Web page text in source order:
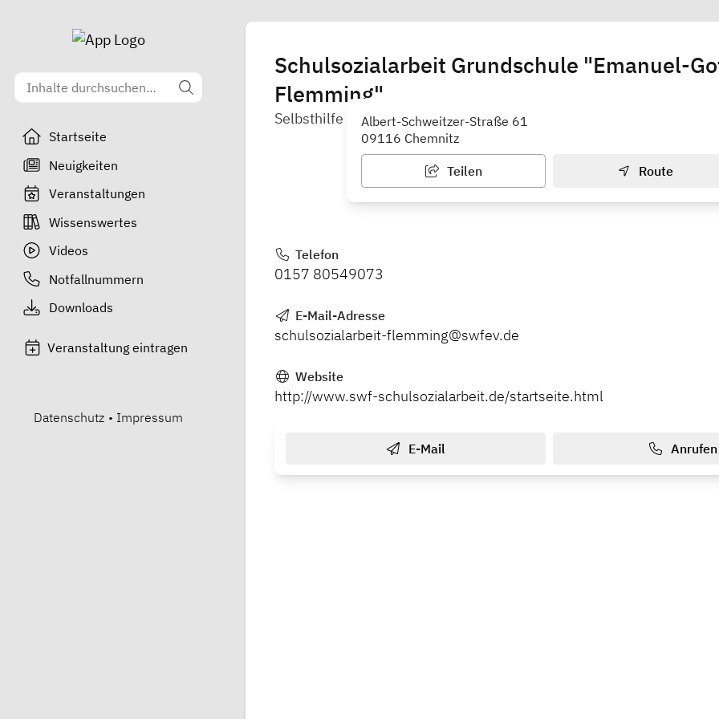
Startseite
Neuigkeiten
Veranstaltungen
Wissenswertes
Videos
Notfallnummern
Downloads
Veranstaltung eintragen
Datenschutz • Impressum
Schulsozialarbeit Grundschule "Emanuel-
Flemming"
Selbsthilfe Wohnprojekt Further Straße e. V. (Altendorf)
Albert-Schweitzer-Straße 61
09116 Chemnitz
Teilen Route
Telefon
0157 80549073
E-Mail-Adresse
schulsozialarbeit-flemming@swfev.de
Website
http://www.swf-schulsozialarbeit.de/startseite.html
E-Mail Anrufen